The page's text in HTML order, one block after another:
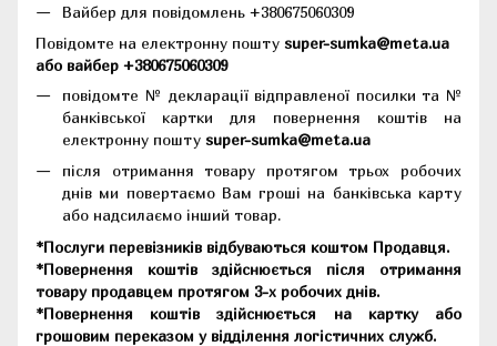
Вайбер для повідомлень +380675060309
Повідомте на електронну пошту super-sumka@meta.ua
або вайбер +380675060309
повідомте № декларації відправленої посилки та №
банківської картки для повернення коштів на
електронну пошту super-sumka@meta.ua
після отримання товару протягом трьох робочих
днів ми повертаємо Вам гроші на банківська карту
або надсилаємо інший товар.
*Послуги перевізників відбуваються коштом Продавця.
*Повернення коштів здійснюється після отримання
товару продавцем протягом 3-х робочих днів.
*Повернення коштів здійснюється на картку або
грошовим переказом у відділення логістичних служб.